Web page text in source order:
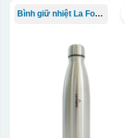
Bình giữ nhiệt La Fonte